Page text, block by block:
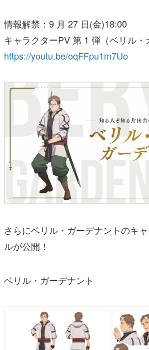
情報解禁：9 月 27 日(金)18:00
キャラクターPV 第 1 弾（ベリル・
https://youtu.be/oqFFpu1m7Uo
さらにベリル・ガーデナントのキ
ルが公開！
ベリル・ガーデナント